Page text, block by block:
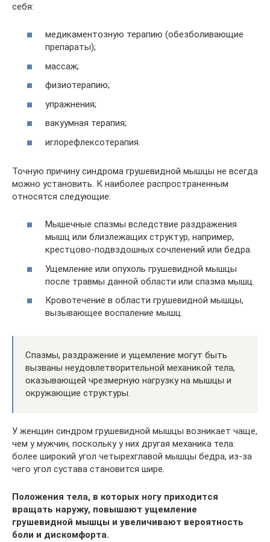
себя:
медикаментозную терапию (обезболивающие
препараты);
массаж;
физиотерапию;
упражнения;
вакуумная терапия;
иглорефлексотерапия.
Точную причину синдрома грушевидной мышцы не всегда
можно установить. К наиболее распространенным
относятся следующие:
Мышечные спазмы вследствие раздражения
мышц или близлежащих структур, например,
крестцово-подвздошных сочленений или бедра.
Ущемление или опухоль грушевидной мышцы
после травмы данной области или спазма мышц.
Кровотечение в области грушевидной мышцы,
вызывающее воспаление мышц.
Спазмы, раздражение и ущемление могут быть
вызваны неудовлетворительной механикой тела,
оказывающей чрезмерную нагрузку на мышцы и
окружающие структуры.
У женщин синдром грушевидной мышцы возникает чаще,
чем у мужчин, поскольку у них другая механика тела:
более широкий угол четырехглавой мышцы бедра, из-за
чего угол сустава становится шире.
Положения тела, в которых ногу приходится
вращать наружу, повышают ущемление
грушевидной мышцы и увеличивают вероятность
боли и дискомфорта.